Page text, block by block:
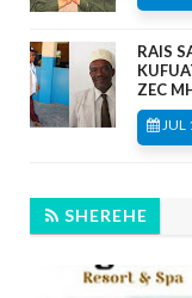
RAIS
ZEC
JUL
SHEREHE